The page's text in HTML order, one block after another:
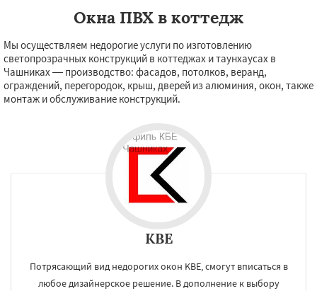
Окна ПВХ в коттедж
Мы осуществляем недорогие услуги по изготовлению
светопрозрачных конструкций в коттеджах и таунхаусах в
Чашниках — производство: фасадов, потолков, веранд,
ограждений, перегородок, крыш, дверей из алюминия, окон, также
монтаж и обслуживание конструкций.
KBE
Потрясающий вид недорогих окон KBE, смогут вписаться в
любое дизайнерское решение. В дополнение к выбору